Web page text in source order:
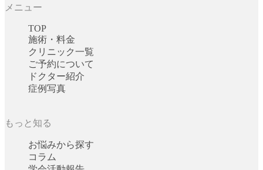
メニュー
TOP
施術・料金
クリニック一覧
ご予約について
ドクター紹介
症例写真
もっと知る
お悩みから探す
コラム